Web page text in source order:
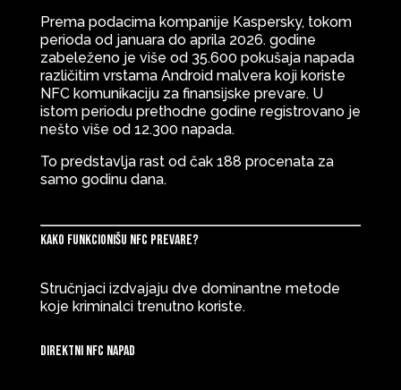
Prema podacima kompanije Kaspersky, tokom
perioda od januara do aprila 2026. godine
zabeleženo je više od 35.600 pokušaja napada
različitim vrstama Android malvera koji koriste
NFC komunikaciju za finansijske prevare. U
istom periodu prethodne godine registrovano je
nešto više od 12.300 napada.
To predstavlja rast od čak 188 procenata za
samo godinu dana.
Kako funkcionišu NFC prevare?
Stručnjaci izdvajaju dve dominantne metode
koje kriminalci trenutno koriste.
Direktni NFC napad